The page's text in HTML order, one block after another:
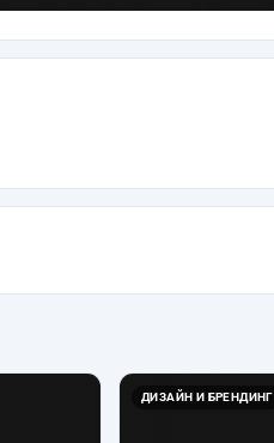
ДИЗАЙН И БРЕНДИНГ